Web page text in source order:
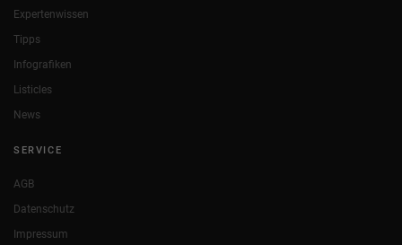
Expertenwissen
Tipps
Infografiken
Listicles
News
SERVICE
AGB
Datenschutz
Impressum